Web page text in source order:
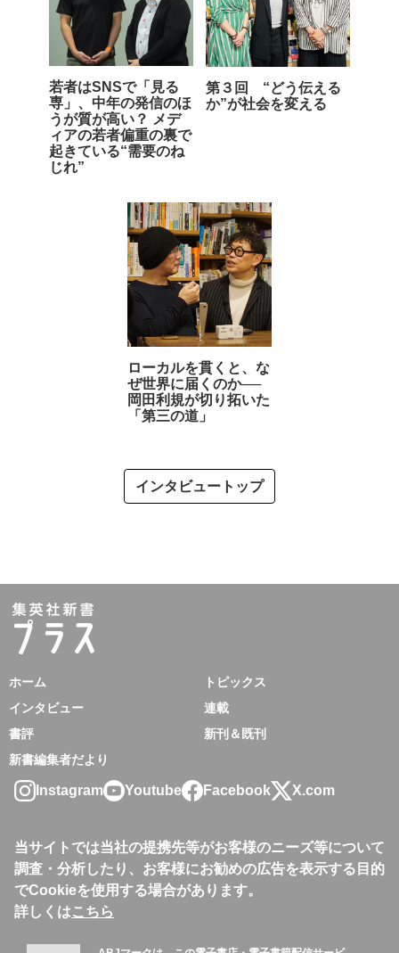
若者はSNSで「見る
専」、中年の発信のほ
うが質が高い？ メデ
ィアの若者偏重の裏で
起きている“需要のね
じれ”
第３回 “どう伝える
か”が社会を変える
ローカルを貫くと、な
ぜ世界に届くのか──
岡田利規が切り拓いた
「第三の道」
インタビュートップ
ホーム
トピックス
インタビュー
連載
書評
新刊＆既刊
新書編集者だより
Instagram Youtube Facebook X.com
当サイトでは当社の提携先等がお客様のニーズ等について
調査・分析したり、お客様にお勧めの広告を表示する目的
でCookieを使用する場合があります。
詳しくはこちら